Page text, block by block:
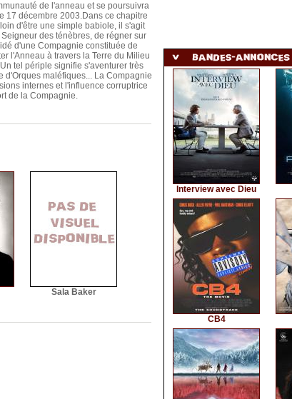
de l'anneau et se poursuivra
17 décembre 2003.Dans ce chapitre
d'être une simple babiole, il s'agit
des ténèbres, de régner sur
d'une Compagnie constituée de
l'Anneau à travers la Terre du Milieu
tel périple signifie s'aventurer très
d'Orques maléfiques... La Compagnie
internes et l'influence corruptrice
de la Compagnie.
Sala Baker
Interview avec Dieu
CB4